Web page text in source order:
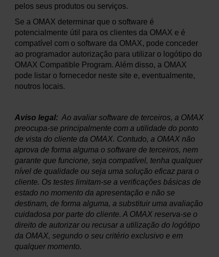
pelos seus produtos ou serviços.
Se a OMAX determinar que o software é
potencialmente útil para os clientes da OMAX e é
compatível com o software da OMAX, pode conceder
ao programador autorização para utilizar o logótipo do
OMAX Compatible Program. Além disso, a OMAX
pode listar o fornecedor neste site e, eventualmente,
noutros locais.
Aviso legal: Ao avaliar software de terceiros, a OMAX
preocupa-se principalmente com a utilidade do ponto
de vista do cliente da OMAX. Contudo, a OMAX não
aprova de forma alguma o software de terceiros, nem
garante que funcione, seja compatível, tenha qualquer
nível de qualidade ou seja uma solução eficaz para o
cliente. Os testes limitam-se a verificações básicas de
estado no momento da apresentação e não se
destinam, de forma alguma, a substituir uma avaliação
cuidadosa por parte do cliente. A OMAX reserva-se o
direito de autorizar ou recusar a utilização do logótipo
da OMAX, segundo o seu critério exclusivo e em
qualquer momento.